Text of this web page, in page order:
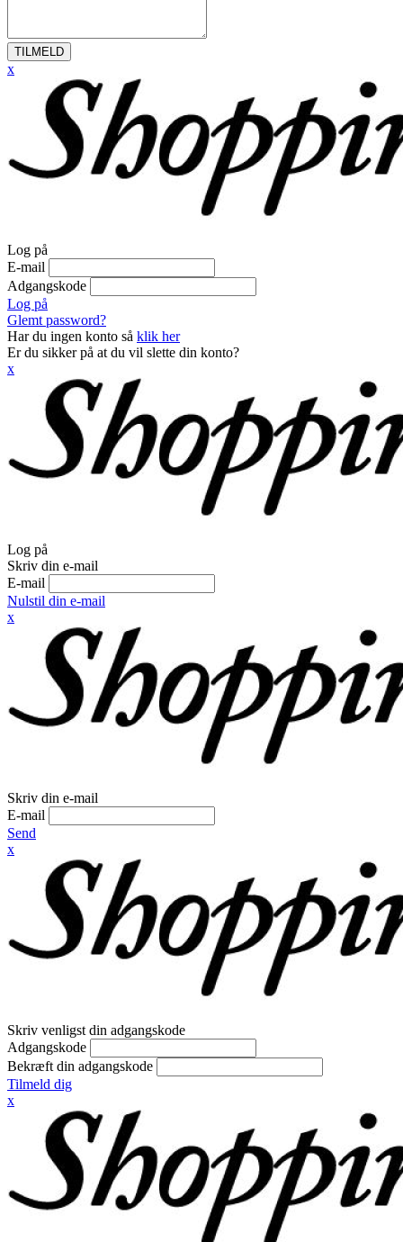
TILMELD
x
Log på
E-mail
Adgangskode
Log på
Glemt password?
Har du ingen konto så klik her
Er du sikker på at du vil slette din konto?
x
Log på
Skriv din e-mail
E-mail
Nulstil din e-mail
x
Skriv din e-mail
E-mail
Send
x
Skriv venligst din adgangskode
Adgangskode
Bekræft din adgangskode
Tilmeld dig
x